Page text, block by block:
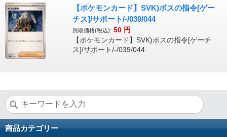
【ポケモンカード】SVK)ボスの指令[ゲー
チス]/サポート/-/039/044
買取価格(税込): 50 円
【ポケモンカード】SVK)ボスの指令[ゲーチ
ス]/サポート/-/039/044
商品カテゴリー